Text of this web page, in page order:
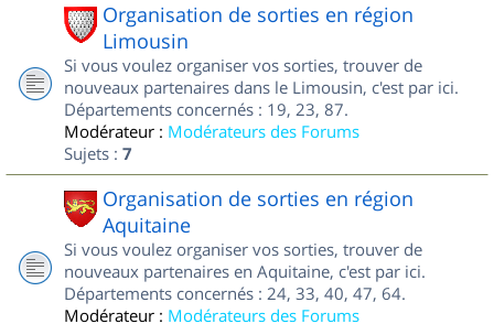
Organisation de sorties en région
Limousin
Si vous voulez organiser vos sorties, trouver de
nouveaux partenaires dans le Limousin, c'est par ici.
Départements concernés : 19, 23, 87.
Modérateur : Modérateurs des Forums
Sujets : 7
Organisation de sorties en région
Aquitaine
Si vous voulez organiser vos sorties, trouver de
nouveaux partenaires en Aquitaine, c'est par ici.
Départements concernés : 24, 33, 40, 47, 64.
Modérateur : Modérateurs des Forums